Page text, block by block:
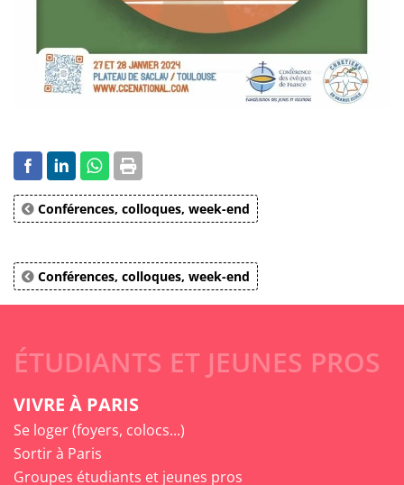
Conférences, colloques, week-end
Conférences, colloques, week-end
ÉTUDIANTS ET JEUNES PROS
VIVRE À PARIS
Se loger (foyers, colocs...)
Sortir à Paris
Groupes étudiants et jeunes pros